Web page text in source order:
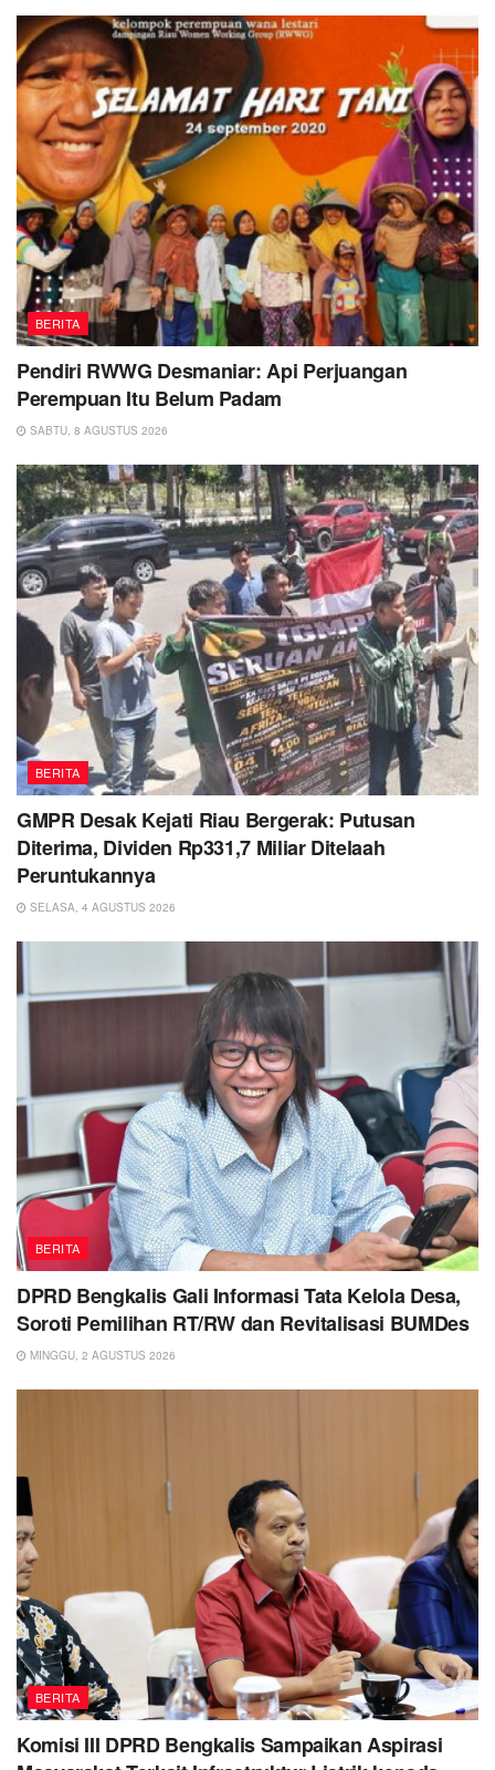
BERITA
Pendiri RWWG Desmaniar: Api Perjuangan
Perempuan Itu Belum Padam
SABTU, 8 AGUSTUS 2026
BERITA
GMPR Desak Kejati Riau Bergerak: Putusan
Diterima, Dividen Rp331,7 Miliar Ditelaah
Peruntukannya
SELASA, 4 AGUSTUS 2026
BERITA
DPRD Bengkalis Gali Informasi Tata Kelola Desa,
Soroti Pemilihan RT/RW dan Revitalisasi BUMDes
MINGGU, 2 AGUSTUS 2026
BERITA
Komisi III DPRD Bengkalis Sampaikan Aspirasi